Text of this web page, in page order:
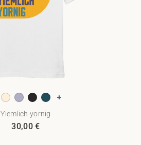
Yiemlich yornig
30,00€